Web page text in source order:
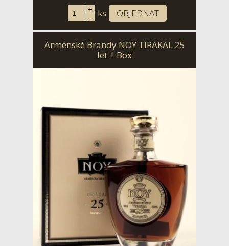
+
- ks OBJEDNAT
Arménské Brandy NOY TIRAKAL 25
let + Box